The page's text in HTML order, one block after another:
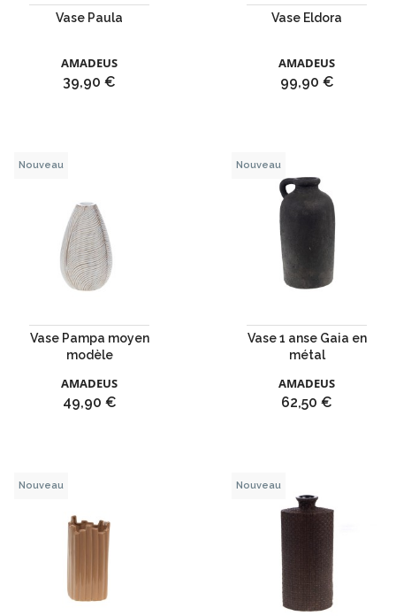
Vase Paula
AMADEUS
Prix
39,90 €
Vase Eldora
AMADEUS
Prix
99,90 €
Vase Pampa moyen
modèle
AMADEUS
Prix
49,90 €
Nouveau
Vase 1 anse Gaia en
métal
AMADEUS
Prix
62,50 €
Nouveau
Nouveau Nouveau